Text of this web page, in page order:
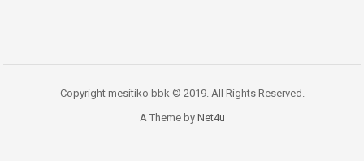
Copyright mesitiko bbk © 2019. All Rights Reserved.
A Theme by Net4u